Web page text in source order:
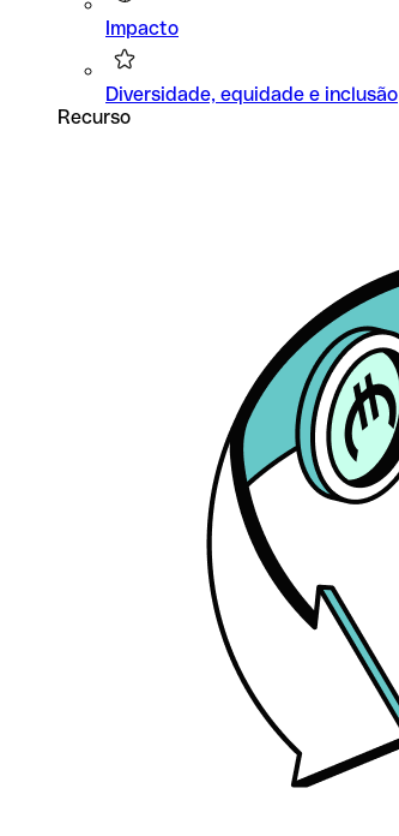
Impacto
Diversidade, equidade e inclusão
Recurso